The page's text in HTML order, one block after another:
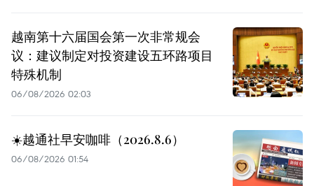
越南第十六届国会第一次非常规会
议：建议制定对投资建设五环路项目
特殊机制
06/08/2026 02:03
☀️越通社早安咖啡（2026.8.6）
06/08/2026 01:54